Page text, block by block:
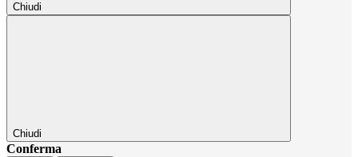
Chiudi
Chiudi
Conferma